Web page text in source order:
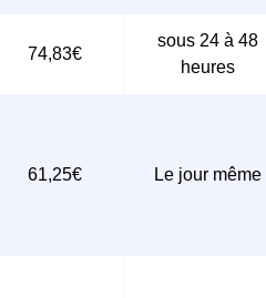
74,83€
sous 24 à 48
heures
61,25€ Le jour même